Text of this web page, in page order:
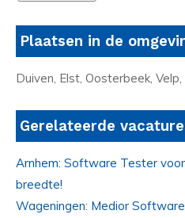
Plaatsen in de
Duiven, Elst, Oosterbeek,
Gerelateerde
Arnhem: Software Tester
breedte!
Wageningen: Medior